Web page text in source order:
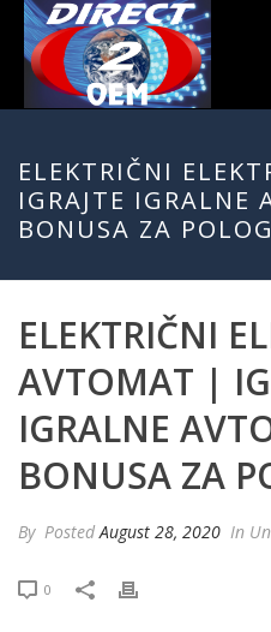
ELEKTRIČNI
IGRAJTE IGRALNE
BONUSA ZA POLOG
ELEKTRIČNI
AVTOMAT |
IGRALNE
BONUSA ZA
By PostedAugust 28, 2020 In
0